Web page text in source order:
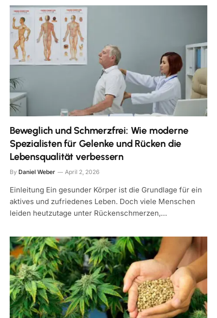
Beweglich und Schmerzfrei: Wie moderne
Spezialisten für Gelenke und Rücken die
Lebensqualität verbessern
By Daniel Weber April 2, 2026
Einleitung Ein gesunder Körper ist die Grundlage für ein
aktives und zufriedenes Leben. Doch viele Menschen
leiden heutzutage unter Rückenschmerzen,…